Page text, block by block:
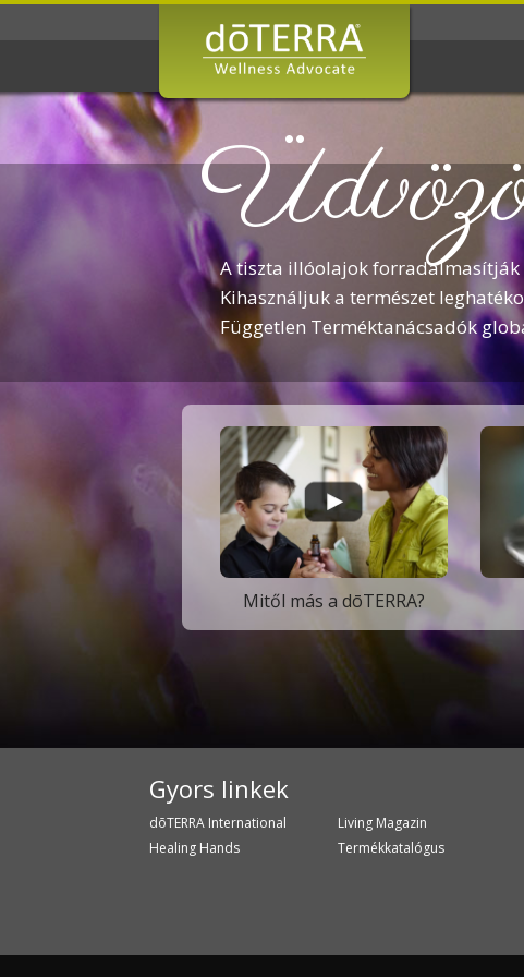
A tiszta illóolajok forradalmasítják
Kihasználjuk a természet
Független Terméktanácsadók
Mitől más a dōTERRA?
Gyors linkek
dōTERRA International
Healing Hands
Living Magazin
Termékkatalógus